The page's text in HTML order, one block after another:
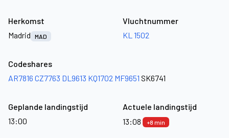
Herkomst
Madrid
MAD
Vluchtnummer
KL 1502
Codeshares
AR7816 CZ7763 DL9613 KQ1702 MF9651 SK6741
Geplande landingstijd
13:00
Actuele landingstijd
13:08
+8 min